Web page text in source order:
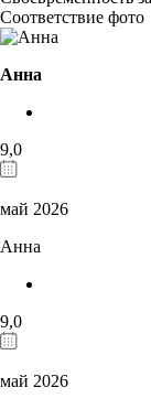
Соответствие фото
Анна
9,0
май 2026
Анна
9,0
май 2026